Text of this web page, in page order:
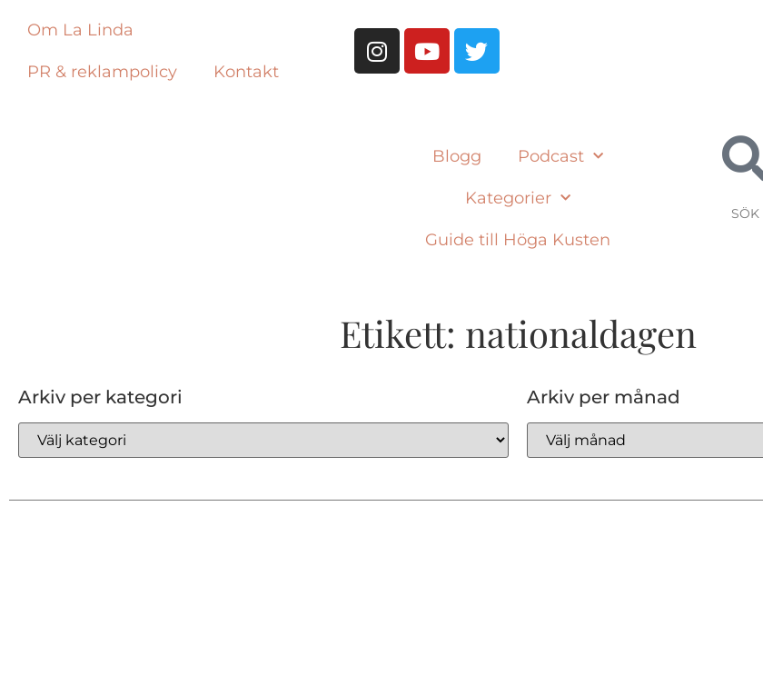
Om La Linda
PR & reklampolicy Kontakt
Blogg Podcast
Kategorier
Guide till Höga Kusten
Etikett: nationaldagen
Arkiv per kategori Arkiv per månad